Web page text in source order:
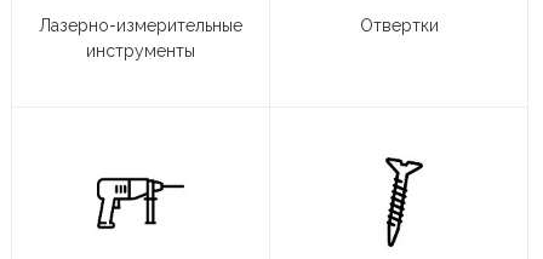
Лазерно-измерительные
инструменты
Отвертки